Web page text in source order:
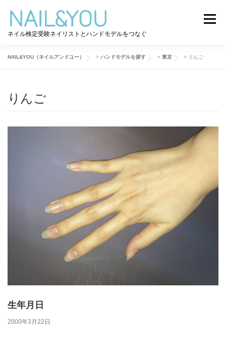
ネイル検定受験ネイリストとハンドモデルをつなぐ
メニュー
ハンドモデルを探す
NAIL&YOU（ネイルアンドユー） > ハンドモデルを探す > 東京 > りんご
りんご
生年月日
2000年3月22日